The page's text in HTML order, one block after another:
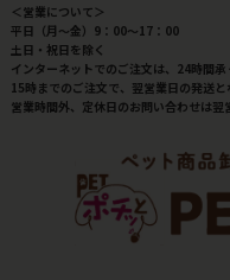
＜営業について＞
平日（月～金）9：00～17：00
土日・祝日を除く
インターネットでのご注文は、24時間承
15時までのご注文で、翌営業日の発送と
営業時間外、定休日のお問い合わせは翌